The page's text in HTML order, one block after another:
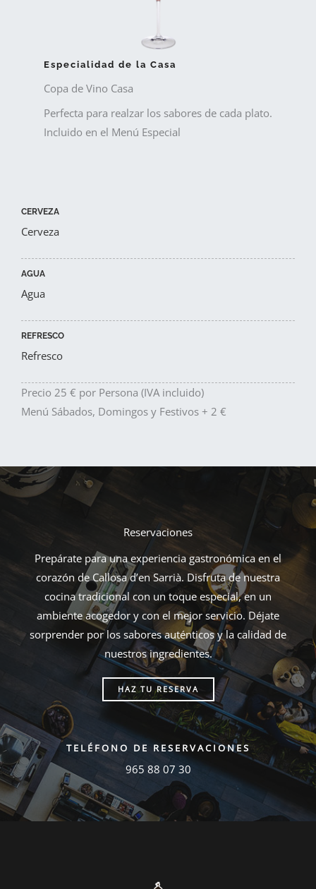
Especialidad de la Casa
Copa de Vino Casa
Perfecta para realzar los sabores de cada plato.
Incluido en el Menú Especial
CERVEZA
Cerveza
AGUA
Agua
REFRESCO
Refresco
Precio 25 € por Persona (IVA incluido)
Menú Sábados, Domingos y Festivos + 2 €
Reservaciones
Prepárate para una experiencia gastronómica en el
corazón de Callosa d’en Sarrià. Disfruta de nuestra
cocina tradicional con un toque especial, en un
ambiente acogedor y con el mejor servicio. Déjate
sorprender por los sabores auténticos y la calidad de
nuestros ingredientes.
HAZ TU RESERVA
TELÉFONO DE RESERVACIONES
965 88 07 30